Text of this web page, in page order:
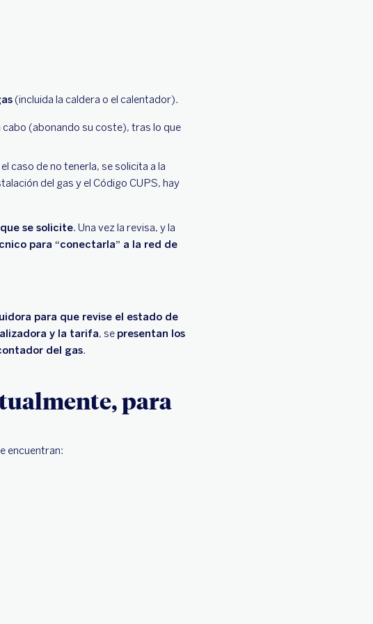
(incluida la caldera o el calentador).
cabo (abonando su coste), tras lo que
caso de no tenerla, se solicita a la
del gas y el Código CUPS, hay
se solicite. Una vez la revisa, y la
para “conectarla” a la red de
para que revise el estado de
y la tarifa, se presentan los
del gas.
para
encuentran: